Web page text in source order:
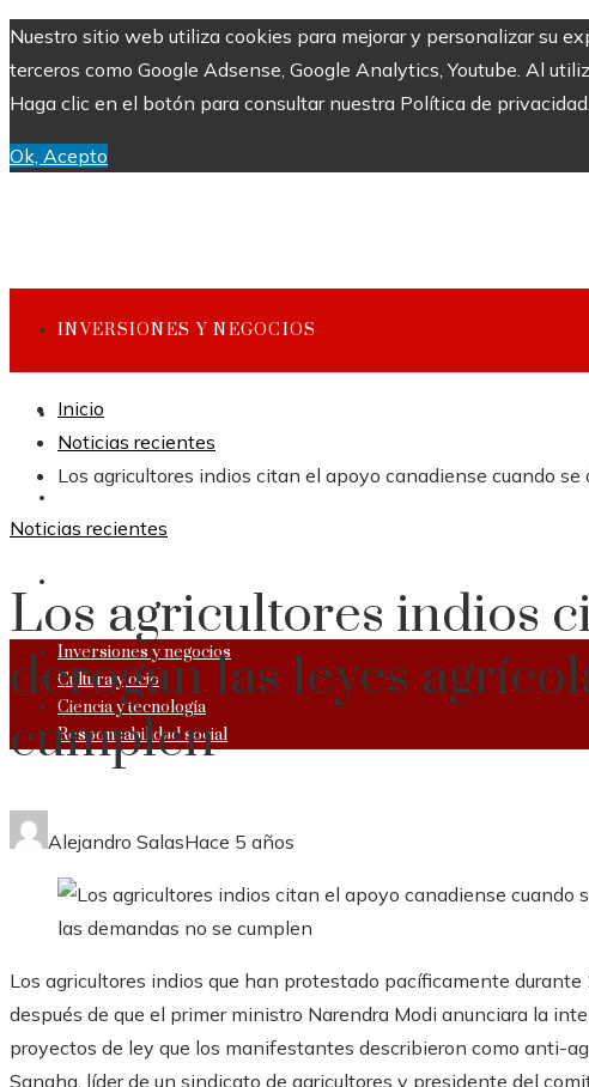
Nuestro sitio web utiliza cookies para mejorar y personalizar su
terceros como Google Adsense, Google Analytics, Youtube. Al
Haga clic en el botón para consultar nuestra Política de privacidad.
Ok, Acepto
INVERSIONES Y NEGOCIOS
CULTURA Y OCIO
Inversiones y negocios
Cultura y ocio
Ciencia y tecnología
Responsabilidad social
Inicio
Noticias recientes
Los agricultores indios citan el apoyo canadiense cuando
Noticias recientes
Los agricultores indios
derogan las leyes
cumplen
Alejandro SalasHace 5 años
Los agricultores indios que han protestado pacíficamente
después de que el primer ministro Narendra Modi anunciara la
proyectos de ley que los manifestantes describieron como anti-
Sangha, líder de un sindicato de agricultores y presidente del